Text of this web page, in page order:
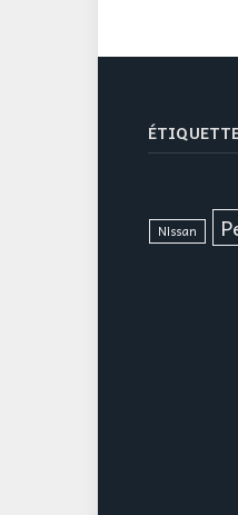
Nissan